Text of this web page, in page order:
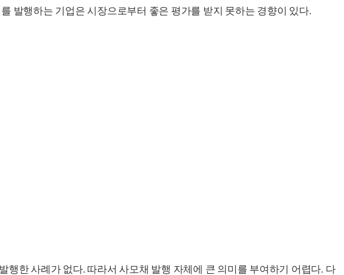
발행하는 기업은 시장으로부터 좋은 평가를 받지 못하는 경향이 있다.
행한 사례가 없다. 따라서 사모채 발행 자체에 큰 의미를 부여하기 어렵다. 다